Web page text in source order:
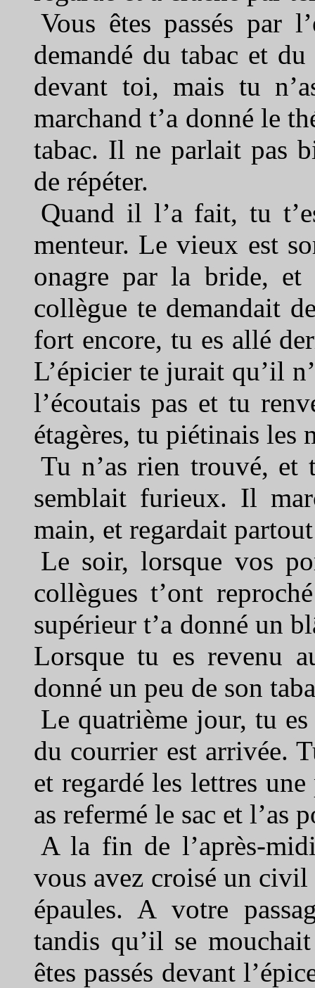
Vous êtes passés par
demandé du tabac et
devant toi, mais tu
marchand t’a donné le
tabac. Il ne parlait pas
de répéter.
Quand il l’a fait, tu
menteur. Le vieux est
onagre par la bride,
collègue te demandait
fort encore, tu es allé
L’épicier te jurait qu’il
l’écoutais pas et tu
étagères, tu piétinais les
Tu n’as rien trouvé, et
semblait furieux. Il
main, et regardait
Le soir, lorsque vos
collègues t’ont
supérieur t’a donné un
Lorsque tu es revenu
donné un peu de son
Le quatrième jour, tu
du courrier est arrivée.
et regardé les lettres
as refermé le sac et l’as
A la fin de l’après-
vous avez croisé un
épaules. A votre
tandis qu’il se
êtes passés devant